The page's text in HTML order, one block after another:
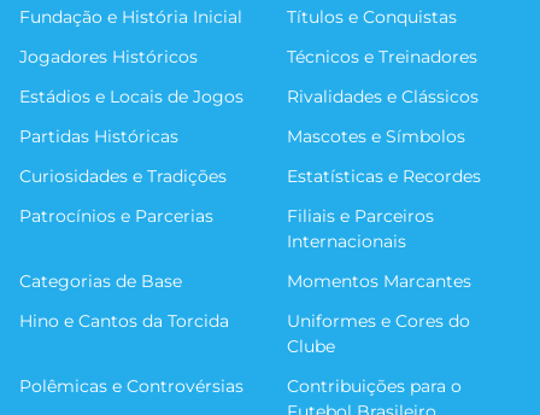
Fundação e História Inicial
Títulos e Conquistas
Jogadores Históricos
Técnicos e Treinadores
Estádios e Locais de Jogos
Rivalidades e Clássicos
Partidas Históricas
Mascotes e Símbolos
Curiosidades e Tradições
Estatísticas e Recordes
Patrocínios e Parcerias
Filiais e Parceiros
Internacionais
Categorias de Base
Momentos Marcantes
Hino e Cantos da Torcida
Uniformes e Cores do
Clube
Polêmicas e Controvérsias
Contribuições para o